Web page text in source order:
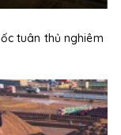
tuân thủ nghiêm